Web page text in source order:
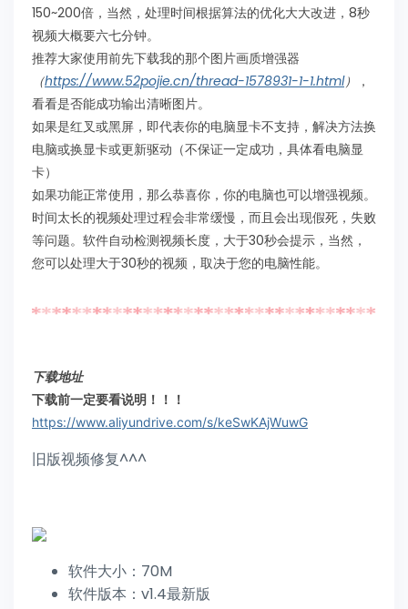
150~200倍，当然，处理时间根据算法的优化大大改进，8秒
视频大概要六七分钟。
推荐大家使用前先下载我的那个图片画质增强器
（https://www.52pojie.cn/thread-1578931-1-1.html）
，
看看是否能成功输出清晰图片。
如果是红叉或黑屏，即代表你的电脑显卡不支持，解决方法换
电脑或换显卡或更新驱动（不保证一定成功，具体看电脑显
卡）
如果功能正常使用，那么恭喜你，你的电脑也可以增强视频。
时间太长的视频处理过程会非常缓慢，而且会出现假死，失败
等问题。软件自动检测视频长度，大于30秒会提示，当然，
您可以处理大于30秒的视频，取决于您的电脑性能。
下载地址
下载前一定要看说明！！！
https://www.aliyundrive.com/s/keSwKAjWuwG
旧版视频修复^^^
软件大小：70M
软件版本：v1.4最新版